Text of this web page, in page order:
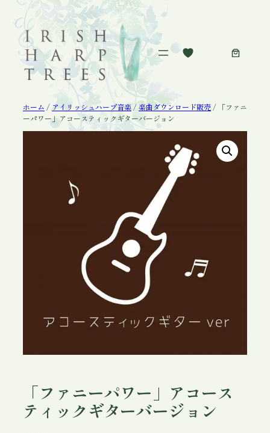
容
ホーム /アイリッシュハープ音楽 /楽曲ダウンロード販売 / 「ファニ
ーパワー」アコースティックギターバージョン
「ファニーパワー」アコース
ティックギターバージョン